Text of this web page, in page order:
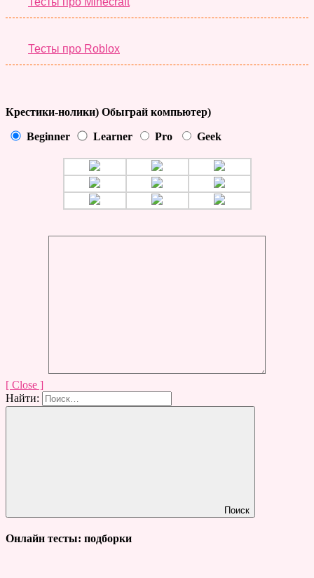
Тесты про Roblox
Крестики-нолики) Обыграй компьютер)
Beginner Learner Pro Geek
[ Close ]
Найти:
Поиск
Онлайн тесты: подборки